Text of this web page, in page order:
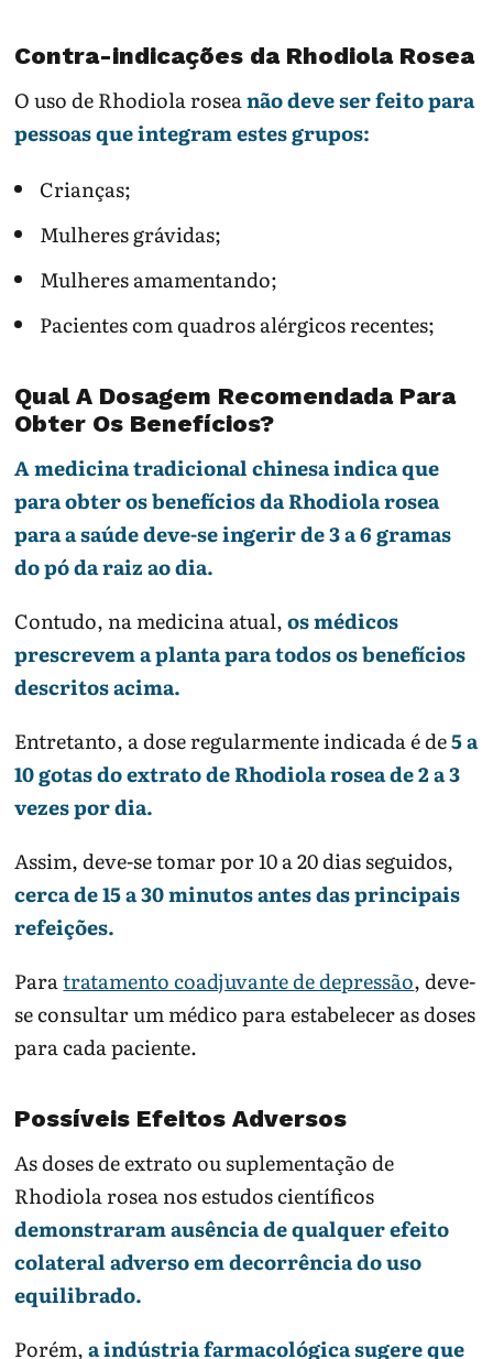
Contra-indicações da Rhodiola Rosea
O uso de Rhodiola roseanão deve ser feito para
pessoas que integram estes grupos:
Crianças;
Mulheres grávidas;
Mulheres amamentando;
Pacientes com quadros alérgicos recentes;
Qual A Dosagem Recomendada Para
Obter Os Benefícios?
A medicina tradicional chinesa indica que
para obter os benefícios da Rhodiola rosea
para a saúde deve-se ingerir de 3 a 6 gramas
do pó da raiz ao dia.
Contudo, na medicina atual,os médicos
prescrevem a planta para todos os benefícios
descritos acima.
Entretanto, a dose regularmente indicada é de5 a
10 gotas do extrato de Rhodiola rosea de 2 a 3
vezes por dia.
Assim, deve-se tomar por 10 a 20 dias seguidos,
cerca de 15 a 30 minutos antes das principais
refeições.
Paratratamento coadjuvante de depressão, deve-
se consultar um médico para estabelecer as doses
para cada paciente.
Possíveis Efeitos Adversos
As doses de extrato ou suplementação de
Rhodiola rosea nos estudos científicos
demonstraram ausência de qualquer efeito
colateral adverso em decorrência do uso
equilibrado.
Porém,a indústria farmacológica sugere que